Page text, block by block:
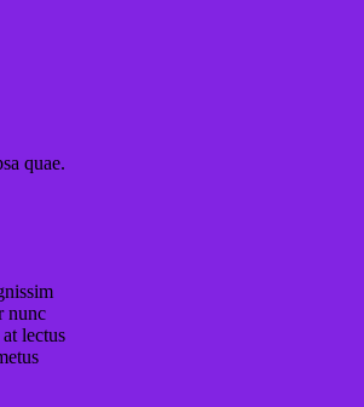
quae.
nunc
lectus